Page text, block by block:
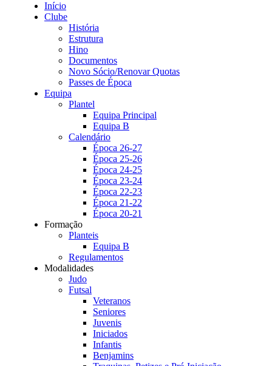
Início
Clube
História
Estrutura
Hino
Documentos
Novo Sócio/Renovar Quotas
Passes de Época
Equipa
Plantel
Equipa Principal
Equipa B
Calendário
Época 26-27
Época 25-26
Época 24-25
Época 23-24
Época 22-23
Época 21-22
Época 20-21
Formação
Planteis
Equipa B
Regulamentos
Modalidades
Judo
Futsal
Veteranos
Seniores
Juvenis
Iniciados
Infantis
Benjamins